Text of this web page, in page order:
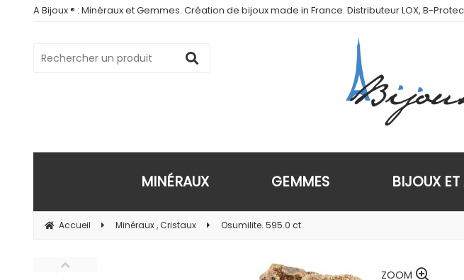
A Bijoux ® : Minéraux et Gemmes. Création de bijoux made in France. Distributeur LOX, B-
MINÉRAUX GEMMES BIJOUX
Accueil Minéraux , Cristaux Osumilite. 595.0 ct.
ZOOM